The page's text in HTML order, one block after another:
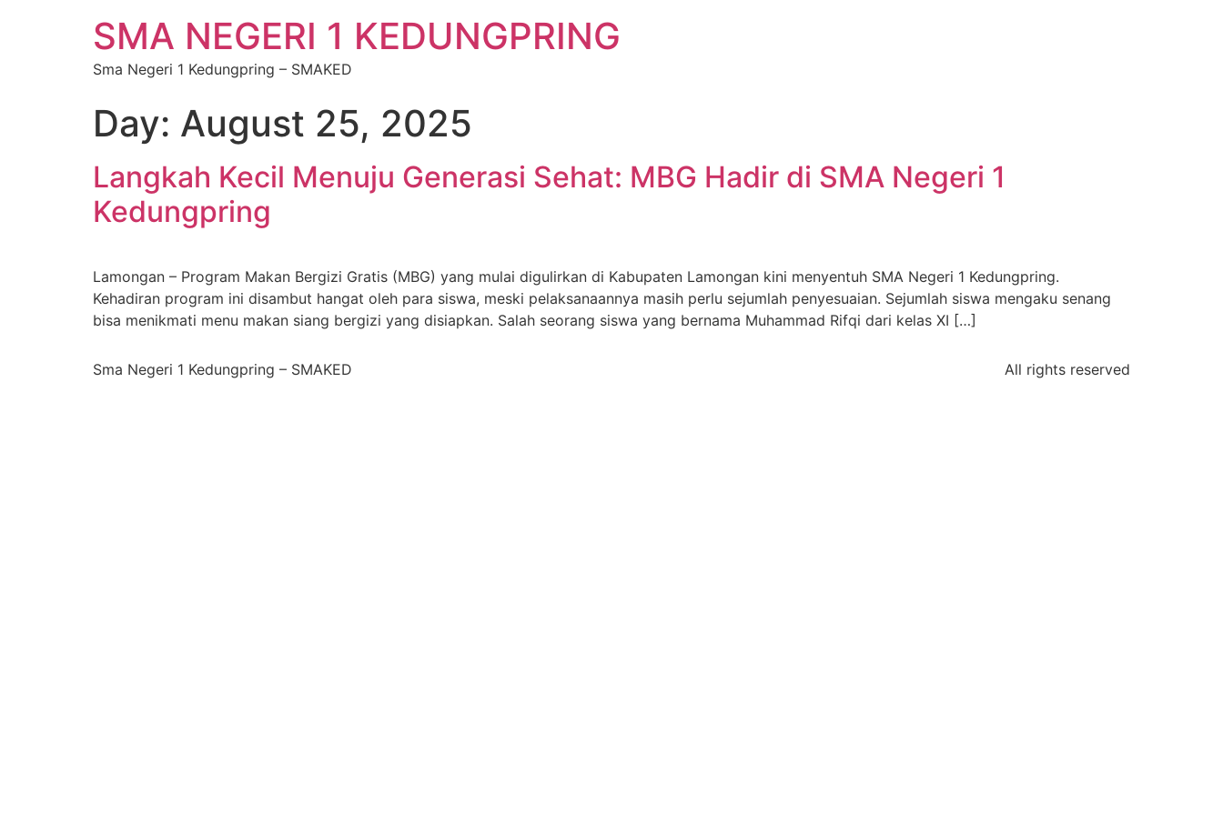
SMA NEGERI 1 KEDUNGPRING
Sma Negeri 1 Kedungpring – SMAKED
Day: August 25, 2025
Langkah Kecil Menuju Generasi Sehat: MBG Hadir di SMA Negeri 1
Kedungpring
Lamongan – Program Makan Bergizi Gratis (MBG) yang mulai digulirkan di Kabupaten Lamongan kini menyentuh SMA Negeri 1 Kedungpring.
Kehadiran program ini disambut hangat oleh para siswa, meski pelaksanaannya masih perlu sejumlah penyesuaian. Sejumlah siswa mengaku senang
bisa menikmati menu makan siang bergizi yang disiapkan. Salah seorang siswa yang bernama Muhammad Rifqi dari kelas XI […]
Sma Negeri 1 Kedungpring – SMAKED All rights reserved